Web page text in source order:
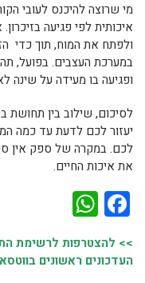
מי שרוצה להיכנס לעובי
איכותית לפי פגיעה
ולפתח את המוח, תוך כדי
במערכת העצבים. בפועל,
ופגיעה בו מעידה על שינה
לסיכום, שילוב בין תחושת
יעזור לכם לדעת עד כמה
לכם. במקרה של ספק אין
את איכות החיים.
Facebook
>> להצטרפות לרשימת
העדכונים ראשונים